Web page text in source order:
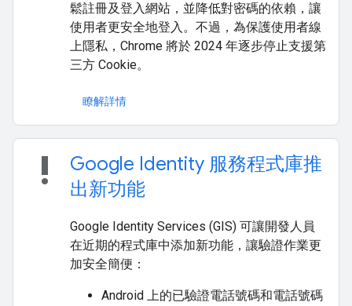
鬆註冊及登入網站，並降低對密碼的依賴，讓
使用者更安全地登入。不過，為保護使用者線
上隱私，Chrome 將於 2024 年逐步停止支援第
三方 Cookie。
瞭解詳情
priority_high
Google Identity 服務程式庫推
出新功能
Google Identity Services (GIS) 可讓開發人員
在近期的程式庫中添加新功能，讓驗證作業更
加安全簡便：
Android 上的已驗證電話號碼和電話號碼